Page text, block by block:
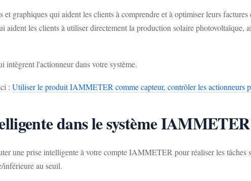
graphiques qui aident les clients à comprendre et à optimiser leurs factures
aident les clients à utiliser directement la production solaire
intègrent l'actionneur dans votre système.
: Utiliser le produit IAMMETER comme capteur, contrôler les actionneurs
dans le système IAMMETER
une prise intelligente à votre compte IAMMETER pour réaliser les
inférieure au seuil.